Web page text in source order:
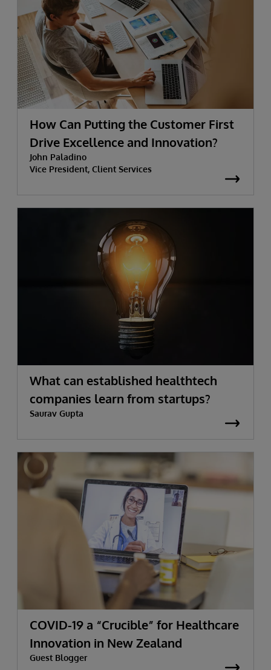
How Can Putting the Customer First
Drive Excellence and Innovation?
John Paladino
Vice President, Client Services
What can established healthtech
companies learn from startups?
Saurav Gupta
COVID-19 a “Crucible” for Healthcare
Innovation in New Zealand
Guest Blogger